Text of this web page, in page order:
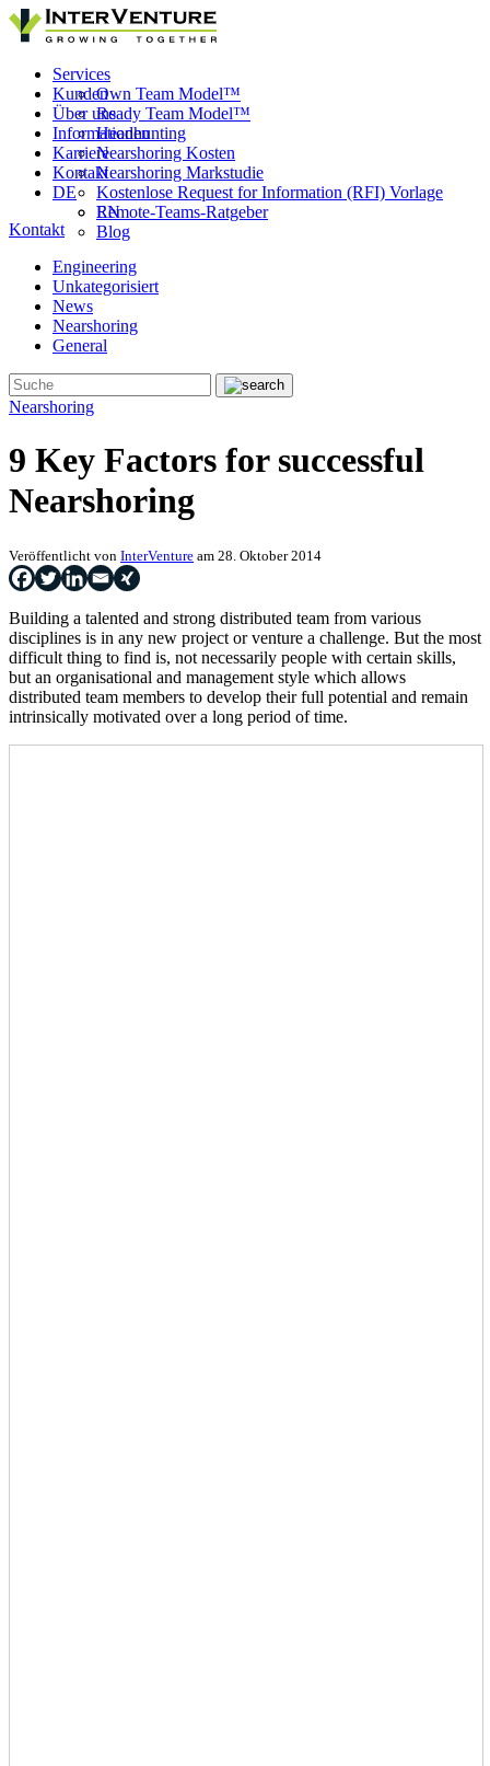
Services
Own Team Model™
Ready Team Model™
Headhunting
Kunden
Über uns
Informationen
Nearshoring Kosten
Nearshoring Markstudie
Kostenlose Request for Information (RFI) Vorlage
Remote-Teams-Ratgeber
Blog
Karriere
Kontakt
DE
EN
Kontakt
Engineering
Unkategorisiert
News
Nearshoring
General
Nearshoring
9 Key Factors for successful
Nearshoring
Veröffentlicht von InterVenture am 28. Oktober 2014
Building a talented and strong distributed team from various
disciplines is in any new project or venture a challenge. But the most
difficult thing to find is, not necessarily people with certain skills,
but an organisational and management style which allows
distributed team members to develop their full potential and remain
intrinsically motivated over a long period of time.